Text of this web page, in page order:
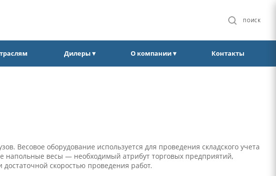
ПОИСК
Дилеры ▾ О компании ▾ Контакты
Весовое оборудование используется для проведения складского учета
напольные весы — необходимый атрибут торговых предприятий,
скоростью проведения работ.